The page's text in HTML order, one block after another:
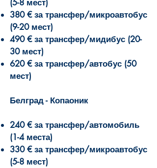
(5-8 мест)
380 € за трансфер/микроавтобус
(9-20 мест)
490 € за трансфер/мидибус (20-
30 мест)
620 € за трансфер/автобус (50
мест)
Белград - Копаоник
240 € за трансфер/автомобиль
(1-4 места)
330 € за трансфер/микроавтобус
(5-8 мест)